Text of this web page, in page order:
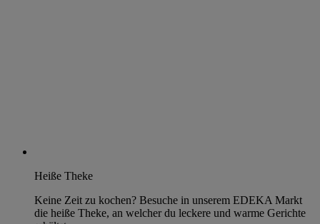
Heiße Theke
Keine Zeit zu kochen? Besuche in unserem EDEKA Markt
die heiße Theke, an welcher du leckere und warme Gerichte